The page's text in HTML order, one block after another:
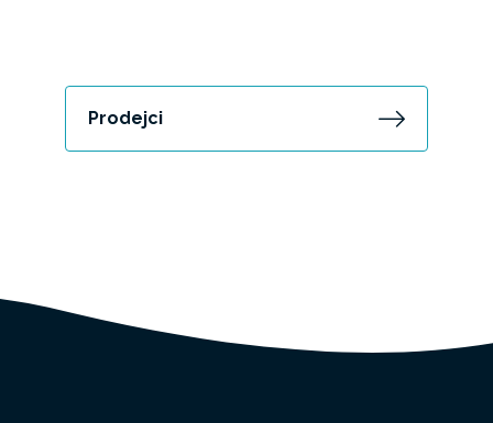
Prodejci